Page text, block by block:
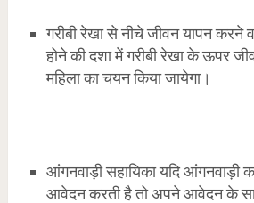
गरीबी रेखा से नीचे जीवन यापन करने
होने की दशा में गरीबी रेखा के ऊपर
महिला का चयन किया जायेगा।
आंगनवाड़ी सहायिका यदि आंगनवाड़ी
आवेदन करती है तो अपने आवेदन के